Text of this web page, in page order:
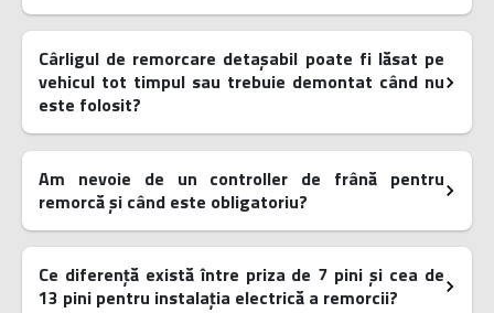
Cârligul de remorcare detașabil poate fi lăsat pe
vehicul tot timpul sau trebuie demontat când nu
este folosit?
Am nevoie de un controller de frână pentru
remorcă și când este obligatoriu?
Ce diferență există între priza de 7 pini și cea de
13 pini pentru instalația electrică a remorcii?